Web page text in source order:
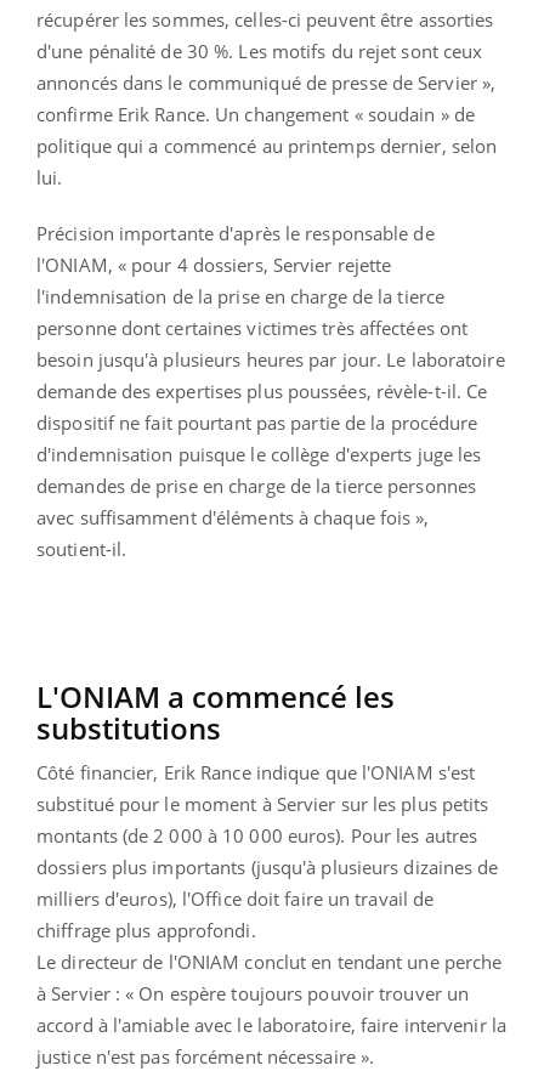
récupérer les sommes, celles-ci peuvent être assorties
d'une pénalité de 30 %. Les motifs du rejet sont ceux
annoncés dans le communiqué de presse de Servier »,
confirme Erik Rance. Un changement « soudain » de
politique qui a commencé au printemps dernier, selon
lui.
Précision importante d'après le responsable de
l'ONIAM, « pour 4 dossiers, Servier rejette
l'indemnisation de la prise en charge de la tierce
personne dont certaines victimes très affectées ont
besoin jusqu'à plusieurs heures par jour. Le laboratoire
demande des expertises plus poussées, révèle-t-il. Ce
dispositif ne fait pourtant pas partie de la procédure
d'indemnisation puisque le collège d'experts juge les
demandes de prise en charge de la tierce personnes
avec suffisamment d'éléments à chaque fois »,
soutient-il.
L'ONIAM a commencé les
substitutions
Côté financier, Erik Rance indique que l'ONIAM s'est
substitué pour le moment à Servier sur les plus petits
montants (de 2 000 à 10 000 euros). Pour les autres
dossiers plus importants (jusqu'à plusieurs dizaines de
milliers d'euros), l'Office doit faire un travail de
chiffrage plus approfondi.
Le directeur de l'ONIAM conclut en tendant une perche
à Servier : « On espère toujours pouvoir trouver un
accord à l'amiable avec le laboratoire, faire intervenir la
justice n'est pas forcément nécessaire ».